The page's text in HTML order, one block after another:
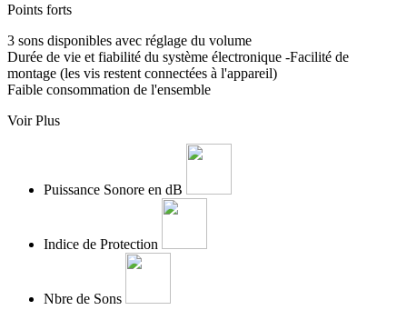
Points forts
3 sons disponibles avec réglage du volume
Durée de vie et fiabilité du système électronique -Facilité de
montage (les vis restent connectées à l'appareil)
Faible consommation de l'ensemble
Voir Plus
Puissance Sonore en dB
Indice de Protection
Nbre de Sons